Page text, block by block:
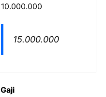
10.000.000
15.000.000